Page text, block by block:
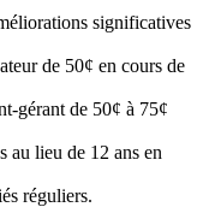
significatives
de 50¢ en cours de
gérant de 50¢ à 75¢
au lieu de 12 ans en
réguliers.